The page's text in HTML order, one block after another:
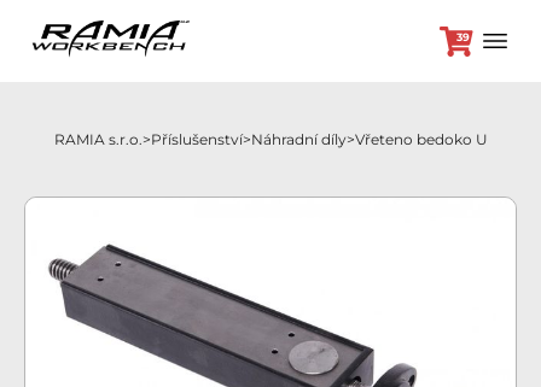
39
Hoblice
Příslušenství
Odložená platba
Akční nabídka
RAMIA s.r.o. Příslušenství Náhradní díly Vřeteno bedoko U